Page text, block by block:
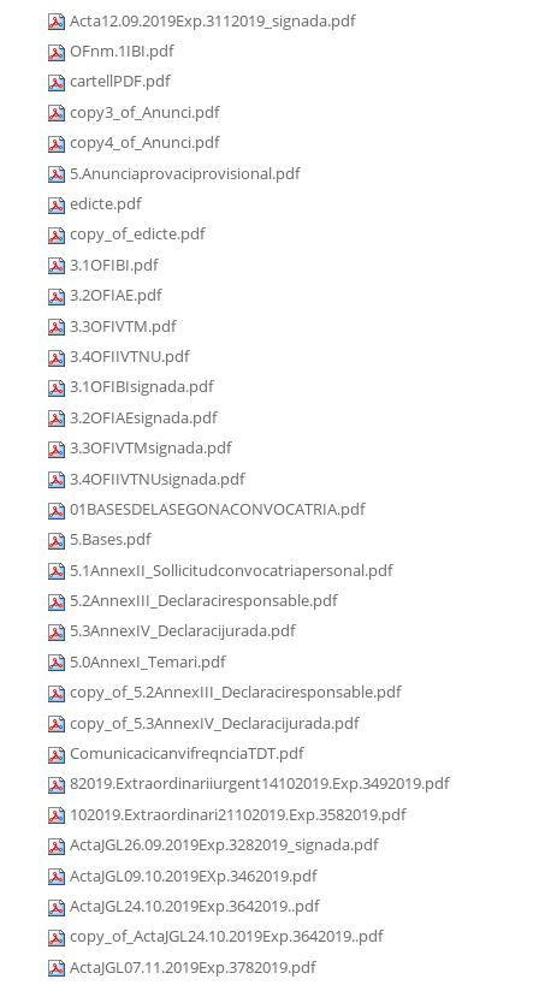
Acta12.09.2019Exp.3112019_signada.pdf
OFnm.1IBI.pdf
cartellPDF.pdf
copy3_of_Anunci.pdf
copy4_of_Anunci.pdf
5.Anunciaprovaciprovisional.pdf
edicte.pdf
copy_of_edicte.pdf
3.1OFIBI.pdf
3.2OFIAE.pdf
3.3OFIVTM.pdf
3.4OFIIVTNU.pdf
3.1OFIBIsignada.pdf
3.2OFIAEsignada.pdf
3.3OFIVTMsignada.pdf
3.4OFIIVTNUsignada.pdf
01BASESDELASEGONACONVOCATRIA.pdf
5.Bases.pdf
5.1AnnexII_Sollicitudconvocatriapersonal.pdf
5.2AnnexIII_Declaraciresponsable.pdf
5.3AnnexIV_Declaracijurada.pdf
5.0AnnexI_Temari.pdf
copy_of_5.2AnnexIII_Declaraciresponsable.pdf
copy_of_5.3AnnexIV_Declaracijurada.pdf
ComunicacicanvifreqnciaTDT.pdf
82019.Extraordinariiurgent14102019.Exp.3492019.pdf
102019.Extraordinari21102019.Exp.3582019.pdf
ActaJGL26.09.2019Exp.3282019_signada.pdf
ActaJGL09.10.2019EXp.3462019.pdf
ActaJGL24.10.2019Exp.3642019..pdf
copy_of_ActaJGL24.10.2019Exp.3642019..pdf
ActaJGL07.11.2019Exp.3782019.pdf